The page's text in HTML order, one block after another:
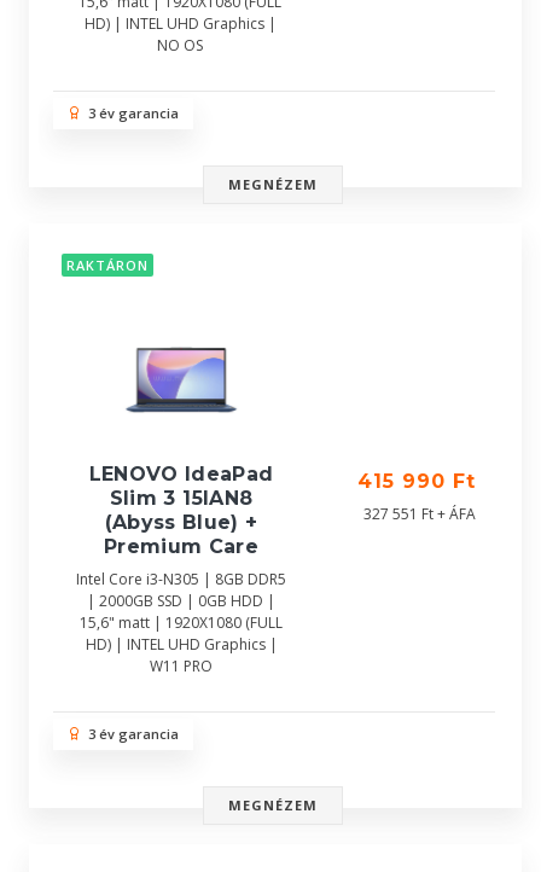
HD) | INTEL UHD Graphics |
NO OS
3 év garancia
MEGNÉZEM
RAKTÁRON
LENOVO IdeaPad
Slim 3 15IAN8
(Abyss Blue) +
Premium Care
Intel Core i3-N305 | 8GB DDR5
| 2000GB SSD | 0GB HDD |
15,6" matt | 1920X1080 (FULL
HD) | INTEL UHD Graphics |
W11 PRO
415 990 Ft
327 551 Ft + ÁFA
3 év garancia
MEGNÉZEM